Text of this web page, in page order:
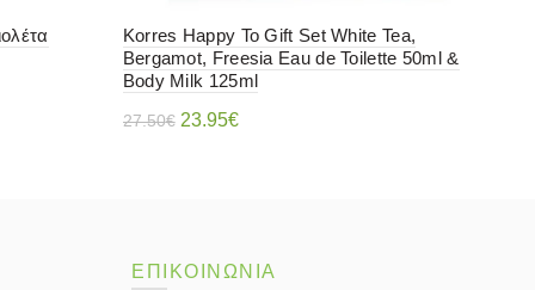
Korres Happy To Gift Set White Tea,
Bergamot, Freesia Eau de Toilette 50ml &
Body Milk 125ml
27.50€ Original
23.95€Η
23.95€.
ΕΠΙΚΟΙΝΩΝΙΑ